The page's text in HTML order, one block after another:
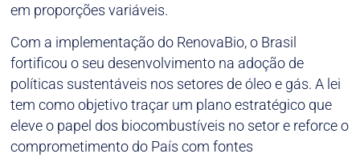
em proporções variáveis.
Com a implementação do RenovaBio, o Brasil
fortificou o seu desenvolvimento na adoção de
políticas sustentáveis nos setores de óleo e gás. A lei
tem como objetivo traçar um plano estratégico que
eleve o papel dos biocombustíveis no setor e reforce o
comprometimento do País com fontes